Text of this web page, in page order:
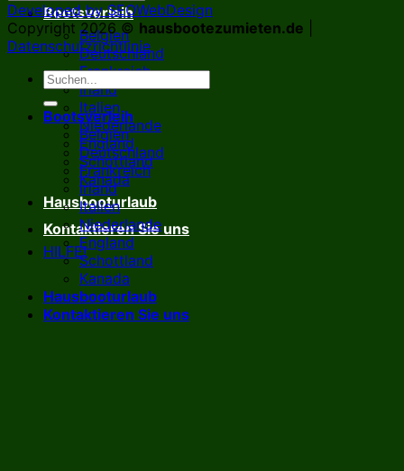
Bootsverleih
Belgien
Deutschland
Frankreich
Irland
Italien
Niederlande
England
Schottland
Kanada
Hausbooturlaub
Kontaktieren Sie uns
HILFE!
Developed by SEOWebDesign
Copyright 2026 © hausbootezumieten.de
Datenschutzrichtlinie
Bootsverleih
Belgien
Deutschland
Frankreich
Irland
Italien
Niederlande
England
Schottland
Kanada
Hausbooturlaub
Kontaktieren Sie uns